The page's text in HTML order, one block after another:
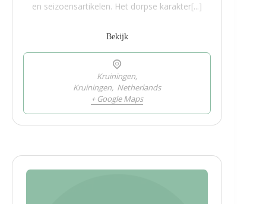
en seizoensartikelen. Het dorpse karakter[...]
Bekijk
Kruiningen,
Kruiningen, Netherlands
+ Google Maps